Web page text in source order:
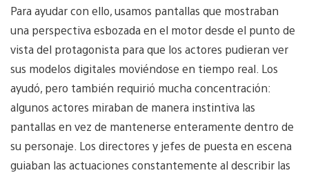
Para ayudar con ello, usamos pantallas que mostraban
una perspectiva esbozada en el motor desde el punto de
vista del protagonista para que los actores pudieran ver
sus modelos digitales moviéndose en tiempo real. Los
ayudó, pero también requirió mucha concentración:
algunos actores miraban de manera instintiva las
pantallas en vez de mantenerse enteramente dentro de
su personaje. Los directores y jefes de puesta en escena
guiaban las actuaciones constantemente al describir las